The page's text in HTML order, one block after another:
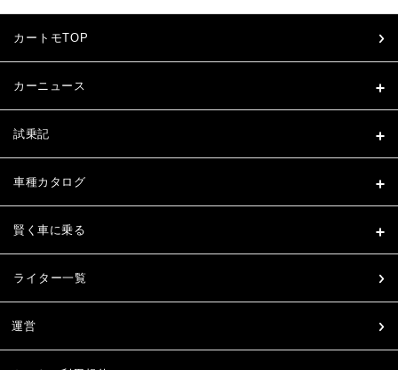
カートモTOP
カーニュース
試乗記
車種カタログ
賢く車に乗る
ライター一覧
運営